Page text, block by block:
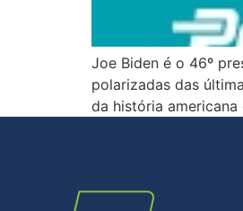
Joe Biden é o 46º
polarizadas das
da história